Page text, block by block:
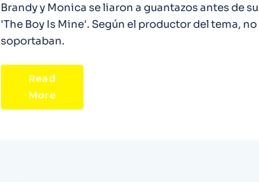
Brandy y Monica se liaron a guantazos antes de
'The Boy Is Mine'. Según el productor del tema,
soportaban.
Read
More